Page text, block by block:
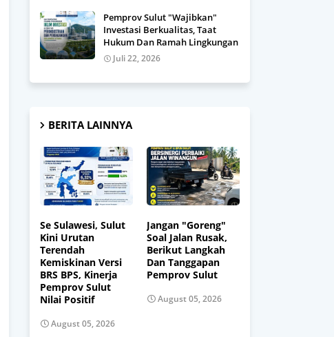
Pemprov Sulut "Wajibkan"
Investasi Berkualitas, Taat
Hukum Dan Ramah Lingkungan
Juli 22, 2026
BERITA LAINNYA
Se Sulawesi, Sulut
Kini Urutan
Terendah
Kemiskinan Versi
BRS BPS, Kinerja
Pemprov Sulut
Nilai Positif
August 05, 2026
Jangan "Goreng"
Soal Jalan Rusak,
Berikut Langkah
Dan Tanggapan
Pemprov Sulut
August 05, 2026